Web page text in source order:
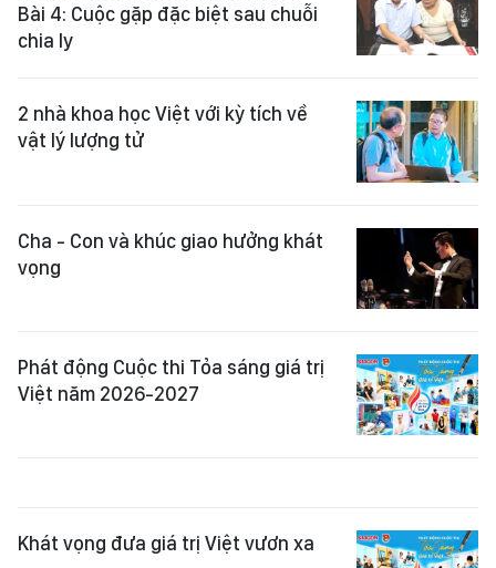
Bài 4: Cuộc gặp đặc biệt sau chuỗi
chia ly
2 nhà khoa học Việt với kỳ tích về
vật lý lượng tử
Cha - Con và khúc giao hưởng khát
vọng
Phát động Cuộc thi Tỏa sáng giá trị
Việt năm 2026-2027
Khát vọng đưa giá trị Việt vươn xa